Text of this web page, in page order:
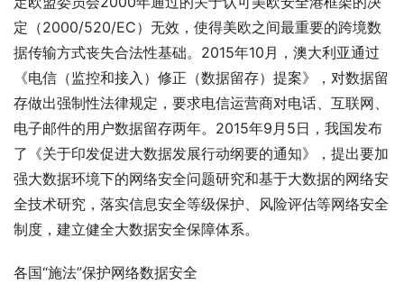
定（2000/520/EC）无效，使得美欧之间最重要的跨境数
据传输方式丧失合法性基础。2015年10月，澳大利亚通过
《电信（监控和接入）修正（数据留存）提案》，对数据留
存做出强制性法律规定，要求电信运营商对电话、互联网、
电子邮件的用户数据留存两年。2015年9月5日，我国发布
了《关于印发促进大数据发展行动纲要的通知》，提出要加
强大数据环境下的网络安全问题研究和基于大数据的网络安
全技术研究，落实信息安全等级保护、风险评估等网络安全
制度，建立健全大数据安全保障体系。
各国“施法”保护网络数据安全